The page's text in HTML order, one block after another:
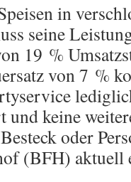
in
seine
19 %
von 7 %
und keine
oder
(BFH) aktuell